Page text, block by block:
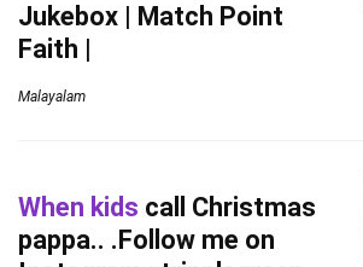
Jukebox | Match Point
Faith |
Malayalam
When kids call Christmas
pappa.. .Follow me on